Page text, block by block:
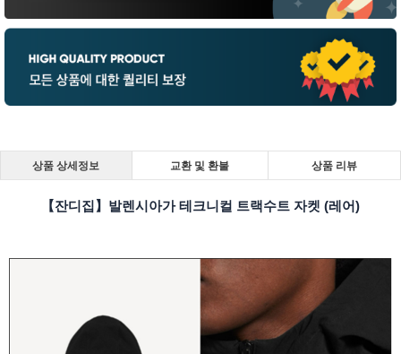
상품 상세정보 교환 및 환불 상품 리뷰
【잔디집】발렌시아가 테크니컬 트랙수트 자켓 (레어)